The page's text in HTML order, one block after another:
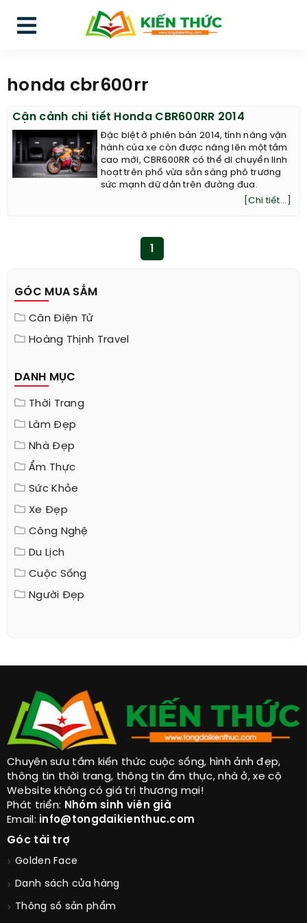
honda cbr600rr
Cận cảnh chi tiết Honda CBR600RR 2014
Đặc biệt ở phiên bản 2014, tính năng vận
hành của xe còn được nâng lên một tầm
cao mới, CBR600RR có thể di chuyển linh
hoạt trên phố vừa sẵn sàng phô trương
sức mạnh dữ dằn trên đường đua.
[Chi tiết...]
GÓC MUA SẮM
Cân Điện Tử
Hoàng Thịnh Travel
DANH MỤC
Thời Trang
Làm Đẹp
Nhà Đẹp
Ẩm Thực
Sức Khỏe
Xe Đẹp
Công Nghệ
Du Lịch
Cuộc Sống
Người Đẹp
Chuyên sưu tầm kiến thức cuộc sống, hình ảnh đẹp,
thông tin thời trang, thông tin ẩm thực, nhà ở, xe cộ
Website không có giá trị thương mại!
Phát triển: Nhóm sinh viên già
Email: info@tongdaikienthuc.com
Góc tài trợ
Golden Face
Danh sách cửa hàng
Thông số sản phẩm